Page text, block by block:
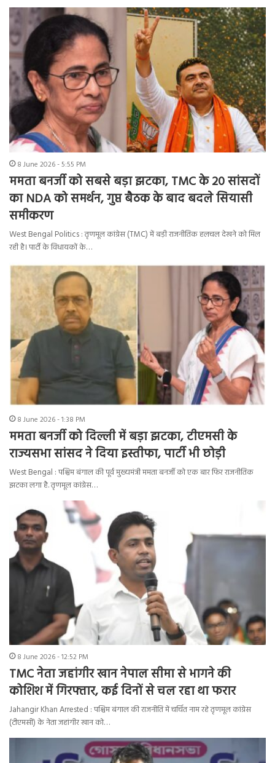
8 June 2026 - 5:55 PM
ममता बनर्जी को सबसे बड़ा झटका, TMC के 20 सांसदों
का NDA को समर्थन, गुप्त बैठक के बाद बदले सियासी
समीकरण
West Bengal Politics : तृणमूल कांग्रेस (TMC) में बड़ी राजनीतिक हलचल देखने को मिल
रही है। पार्टी के विधायकों के…
8 June 2026 - 1:38 PM
ममता बनर्जी को दिल्ली में बड़ा झटका, टीएमसी के
राज्यसभा सांसद ने दिया इस्तीफा, पार्टी भी छोड़ी
West Bengal : पश्चिम बंगाल की पूर्व मुख्यमंत्री ममता बनर्जी को एक बार फिर राजनीतिक
झटका लगा है. तृणमूल कांग्रेस…
8 June 2026 - 12:52 PM
TMC नेता जहांगीर खान नेपाल सीमा से भागने की
कोशिश में गिरफ्तार, कई दिनों से चल रहा था फरार
Jahangir Khan Arrested : पश्चिम बंगाल की राजनीति में चर्चित नाम रहे तृणमूल कांग्रेस
(टीएमसी) के नेता जहांगीर खान को…